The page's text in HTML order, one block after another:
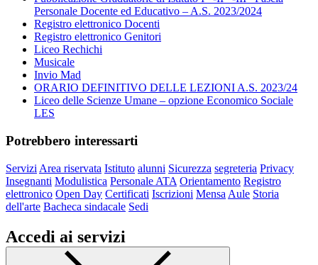
Personale Docente ed Educativo – A.S. 2023/2024
Registro elettronico Docenti
Registro elettronico Genitori
Liceo Rechichi
Musicale
Invio Mad
ORARIO DEFINITIVO DELLE LEZIONI A.S. 2023/24
Liceo delle Scienze Umane – opzione Economico Sociale
LES
Potrebbero interessarti
Servizi Area riservata Istituto alunni Sicurezza segreteria Privacy
Insegnanti Modulistica Personale ATA Orientamento Registro
elettronico Open Day Certificati Iscrizioni Mensa Aule Storia
dell'arte Bacheca sindacale Sedi
Accedi ai servizi